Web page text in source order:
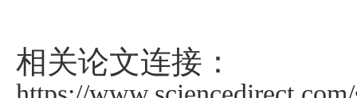
相关论文连接：